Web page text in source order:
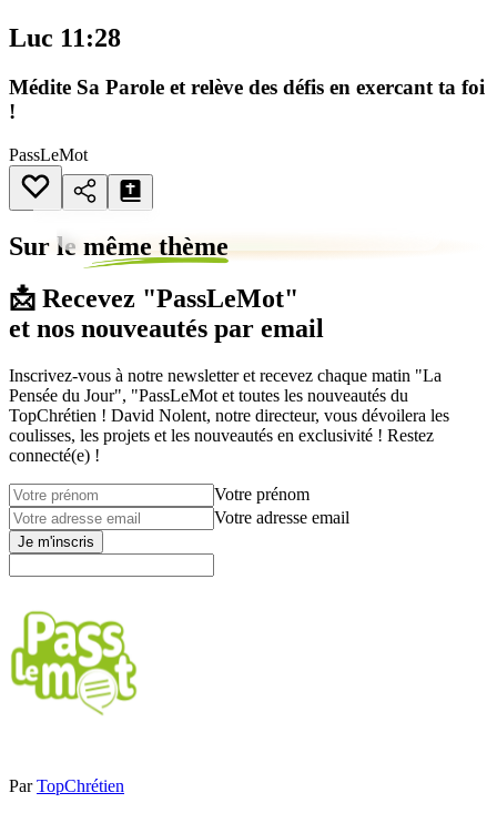
Luc 11:28
Médite Sa Parole et relève des défis en exercant ta foi
!
PassLeMot
Sur le même thème
📩 Recevez "PassLeMot"
et nos nouveautés par email
Inscrivez-vous à notre newsletter et recevez chaque matin "La
Pensée du Jour", "PassLeMot et toutes les nouveautés du
TopChrétien ! David Nolent, notre directeur, vous dévoilera les
coulisses, les projets et les nouveautés en exclusivité ! Restez
connecté(e) !
Votre prénom
Votre adresse email
Je m'inscris
Par TopChrétien